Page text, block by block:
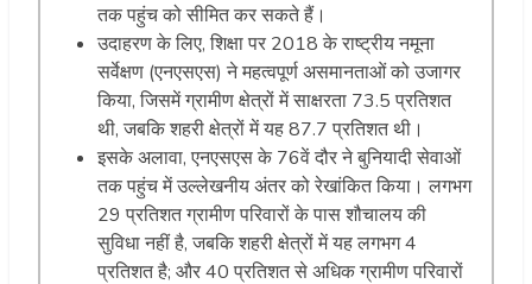
तक पहुंच को सीमित कर सकते हैं।
उदाहरण के लिए, शिक्षा पर 2018 के राष्ट्रीय नमूना
सर्वेक्षण (एनएसएस) ने महत्वपूर्ण असमानताओं को उजागर
किया, जिसमें ग्रामीण क्षेत्रों में साक्षरता 73.5 प्रतिशत
थी, जबकि शहरी क्षेत्रों में यह 87.7 प्रतिशत थी।
इसके अलावा, एनएसएस के 76वें दौर ने बुनियादी सेवाओं
तक पहुंच में उल्लेखनीय अंतर को रेखांकित किया। लगभग
29 प्रतिशत ग्रामीण परिवारों के पास शौचालय की
सुविधा नहीं है, जबकि शहरी क्षेत्रों में यह लगभग 4
प्रतिशत है; और 40 प्रतिशत से अधिक ग्रामीण परिवारों